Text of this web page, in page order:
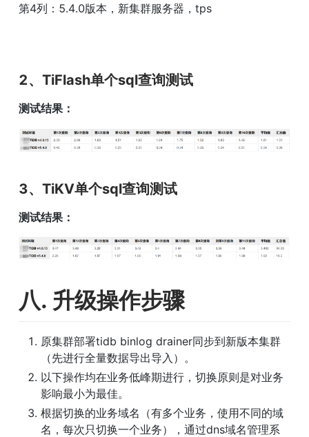
第4列：5.4.0版本，新集群服务器，tps
2、TiFlash单个sql查询测试
测试结果：
3、TiKV单个sql查询测试
测试结果：
八. 升级操作步骤
原集群部署tidb binlog drainer同步到新版本集群
（先进行全量数据导出导入）。
以下操作均在业务低峰期进行，切换原则是对业务
影响最小为最佳。
根据切换的业务域名（有多个业务，使用不同的域
名，每次只切换一个业务），通过dns域名管理系